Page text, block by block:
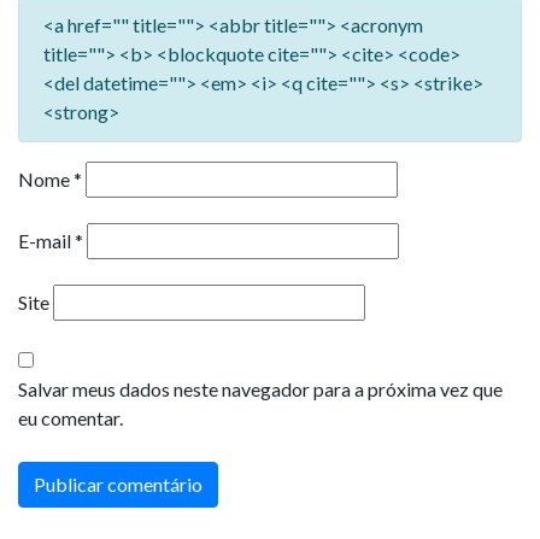
<a href="" title=""> <abbr title=""> <acronym
title=""> <b> <blockquote cite=""> <cite> <code>
<del datetime=""> <em> <i> <q cite=""> <s> <strike>
<strong>
Nome*
E-mail*
Site
Salvar meus dados neste navegador para a próxima vez que
eu comentar.